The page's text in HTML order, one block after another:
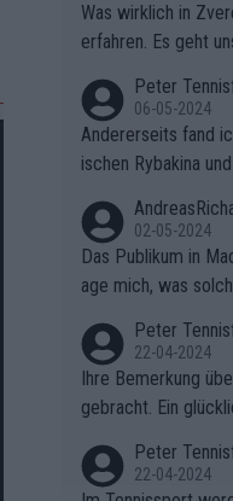
Was wirklich in
erfahren. Es geht
Peter
06-05-2024
Andererseits fand
ischen Rybakina
02-05-2024
Das Publikum in
age mich, was
ben.
Peter
22-04-2024
Ihre Bemerkung
gebracht. Ein
Peter
22-04-2024